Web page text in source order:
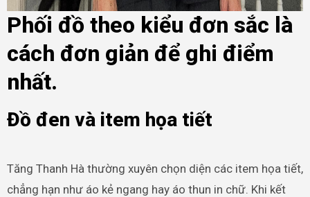
Phối đồ theo kiểu đơn sắc là
cách đơn giản để ghi điểm
nhất.
Đồ đen và item họa tiết
Tăng Thanh Hà thường xuyên chọn diện các item họa tiết,
chẳng hạn như áo kẻ ngang hay áo thun in chữ. Khi kết